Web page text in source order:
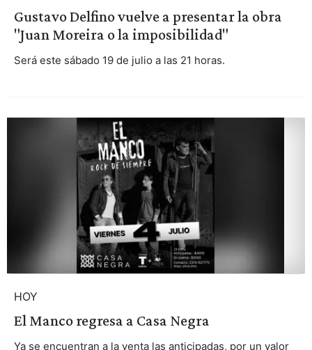
Gustavo Delfino vuelve a presentar la obra
"Juan Moreira o la imposibilidad"
Será este sábado 19 de julio a las 21 horas.
HOY
El Manco regresa a Casa Negra
Ya se encuentran a la venta las anticipadas, por un valor